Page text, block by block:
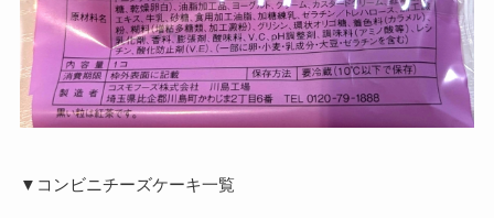
▼コンビニチーズケーキ一覧